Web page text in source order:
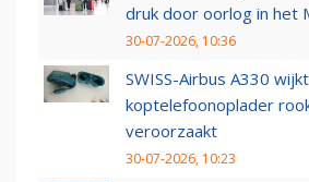
druk door oorlog in het
30-07-2026, 10:36
SWISS-Airbus A330
koptelefoonoplader
veroorzaakt
30-07-2026, 10:23